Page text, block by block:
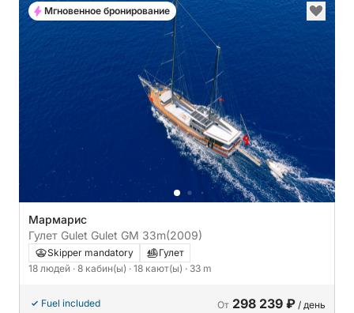
Мармарис
Гулет Gulet Gulet GM 33m(2009)
Skipper mandatory
Гулет
18 людей · 8 кабин(ы) · 18 кают(ы) · 33 m
Fuel included От 298 239 ₽ / день
Мгновенное бронирование